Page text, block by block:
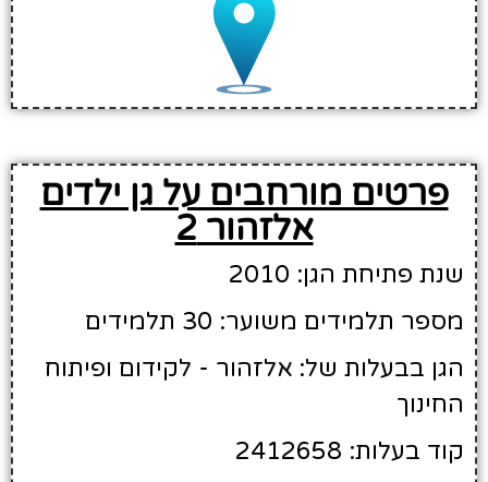
פרטים מורחבים על גן ילדים
אלזהור 2
שנת פתיחת הגן: 2010
מספר תלמידים משוער: 30 תלמידים
הגן בבעלות של: אלזהור - לקידום ופיתוח
החינוך
קוד בעלות: 2412658